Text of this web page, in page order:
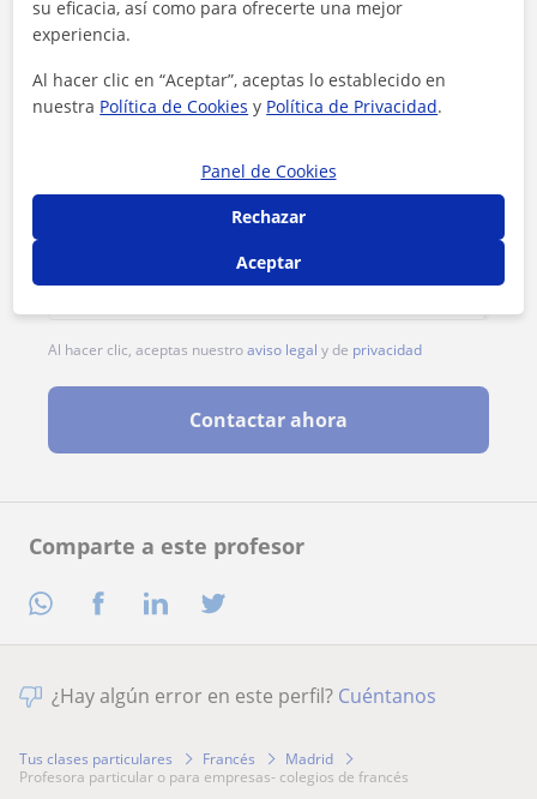
Comparte a este profesor
Al hacer clic, aceptas nuestroaviso legal y de privacidad
Contactar ahora
¿Hay algún error en este perfil? Cuéntanos
Tus clases particulares Francés
Madrid
profesora particular o para empresas- colegios de francés
su eficacia, así como para ofrecerte una mejor
experiencia.
Al hacer clic en “Aceptar”, aceptas lo establecido en
nuestra Política de Cookies y Política de Privacidad.
Panel de Cookies
Rechazar
Aceptar